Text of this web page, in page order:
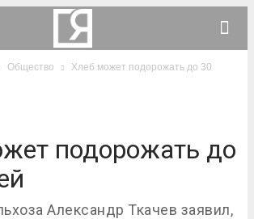
Общество
Хлеб может подорожать до 30
подорожать до
Александр Ткачев заявил,